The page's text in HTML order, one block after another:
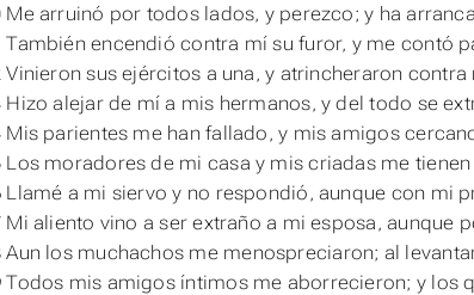
Me arruinó por todos lados, y perezco; y ha
También encendió contra mí su furor, y me contó
Vinieron sus ejércitos a una, y atrincheraron
Hizo alejar de mí a mis hermanos, y del todo se
Mis parientes me han fallado, y mis amigos
Los moradores de mi casa y mis criadas me
Llamé a mi siervo y no respondió,aunque con mi
Mi aliento vino a ser extraño a mi esposa, aunque
Aun los muchachos me menospreciaron; al
Todos mis amigos íntimos me aborrecieron; y los